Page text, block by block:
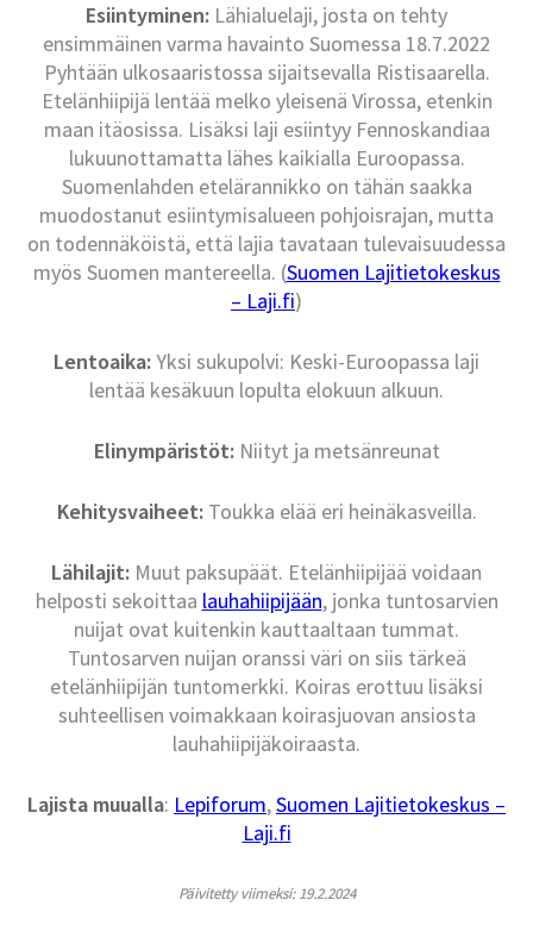
Esiintyminen: Lähialuelaji, josta on tehty
ensimmäinen varma havainto Suomessa 18.7.2022
Pyhtään ulkosaaristossa sijaitsevalla Ristisaarella.
Etelänhiipijä lentää melko yleisenä Virossa, etenkin
maan itäosissa. Lisäksi laji esiintyy Fennoskandiaa
lukuunottamatta lähes kaikialla Euroopassa.
Suomenlahden etelärannikko on tähän saakka
muodostanut esiintymisalueen pohjoisrajan, mutta
on todennäköistä, että lajia tavataan tulevaisuudessa
myös Suomen mantereella. (Suomen Lajitietokeskus
– Laji.fi)
Lentoaika:Yksi sukupolvi: Keski-Euroopassa laji
lentää kesäkuun lopulta elokuun alkuun.
Elinympäristöt:Niityt ja metsänreunat
Kehitysvaiheet:Toukka elää eri heinäkasveilla.
Lähilajit: Muut paksupäät. Etelänhiipijää voidaan
helposti sekoittaa lauhahiipijään, jonka tuntosarvien
nuijat ovat kuitenkin kauttaaltaan tummat.
Tuntosarven nuijan oranssi väri on siis tärkeä
etelänhiipijän tuntomerkki. Koiras erottuu lisäksi
suhteellisen voimakkaan koirasjuovan ansiosta
lauhahiipijäkoiraasta.
Lajista muualla: Lepiforum,Suomen Lajitietokeskus –
Laji.fi
Päivitetty viimeksi: 19.2.2024